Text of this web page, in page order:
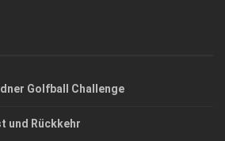
Golfball Challenge
und Rückkehr